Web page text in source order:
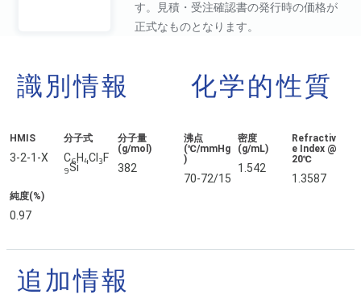
す。見積・受注確認書の発行時の価格が
正式なものとなります。
識別情報
HMIS
3-2-1-X
分子式
C6 H4Cl 3 F
9Si
分子量
(g/mol)
382
純度(%)
0.97
化学的性質
沸点
(℃/mmHg
)
70-72/15
密度
(g/mL)
1.542
Refractiv
e Index @
20℃
1.3587
追加情報